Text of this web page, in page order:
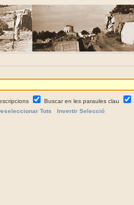
Buscar en les paraules clau
Tots Invertir Selecció